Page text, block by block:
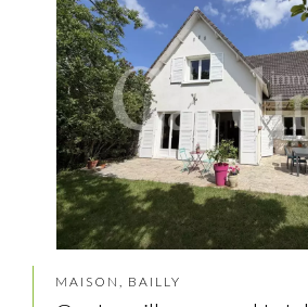
MAISON, BAILLY